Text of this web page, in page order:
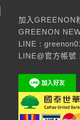
加入GREENON
GREENON
LINE :
LINE@官方帳號